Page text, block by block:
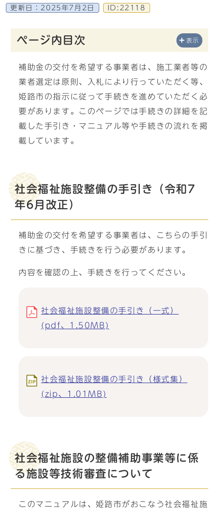
更新日： 2025年7月2日 ID:22118
ページ内目次 表示
補助金の交付を希望する事業者は、施工業者等の
業者選定は原則、入札により行っていただく等、
姫路市の指示に従って手続きを進めていただく必
要があります。このページでは手続きの詳細を記
載した手引き・マニュアル等や手続きの流れを掲
載しています。
社会福祉施設整備の手引き（令和7
年6月改正）
補助金の交付を希望する事業者は、こちらの手引
きに基づき、手続きを行う必要があります。
内容を確認の上、手続きを行ってください。
社会福祉施設整備の手引き（一式）
(pdf、1.50MB)
社会福祉施設整備の手引き（様式集）
(zip、1.01MB)
社会福祉施設の整備補助事業等に係
る施設等技術審査について
このマニュアルは、姫路市がおこなう社会福祉施